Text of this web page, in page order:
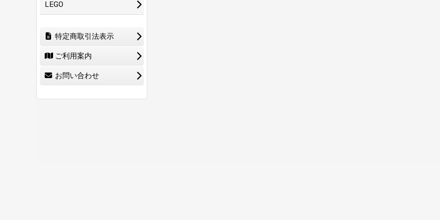
LEGO
特定商取引法表示
ご利用案内
お問い合わせ